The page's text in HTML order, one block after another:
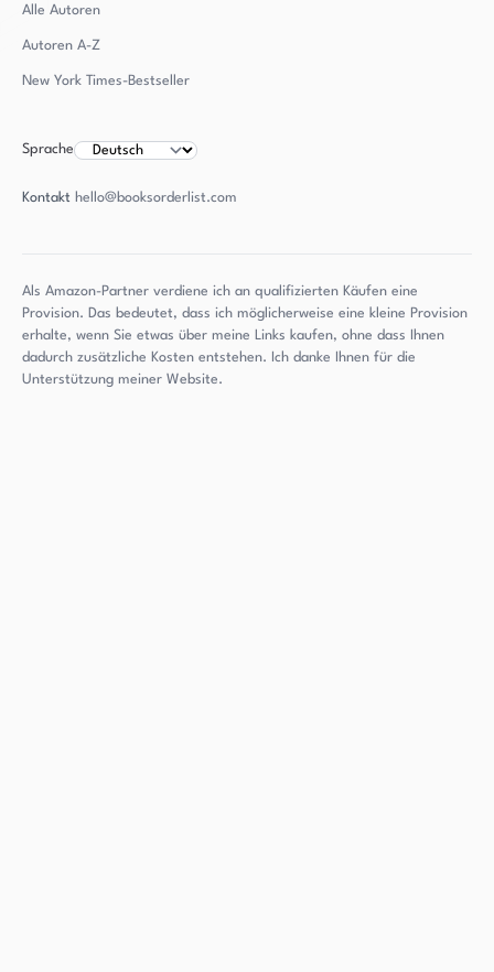
Alle Autoren
Autoren A-Z
New York Times-Bestseller
Sprache
Kontakt hello@booksorderlist.com
Als Amazon-Partner verdiene ich an qualifizierten Käufen eine
Provision. Das bedeutet, dass ich möglicherweise eine kleine Provision
erhalte, wenn Sie etwas über meine Links kaufen, ohne dass Ihnen
dadurch zusätzliche Kosten entstehen. Ich danke Ihnen für die
Unterstützung meiner Website.